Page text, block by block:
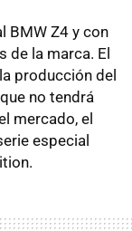
BMW Z4 y con
de la marca. El
producción del
no tendrá
mercado, el
especial